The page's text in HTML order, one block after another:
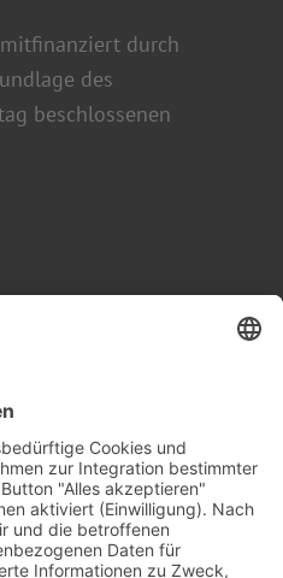
durch
des
beschlossenen
Sachsen im
(FKRL)
im Vogtland.